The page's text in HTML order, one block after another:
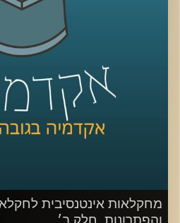
AudioVersity
מחקלאות אינטנסיבית
והפתרונות, חלק ב׳